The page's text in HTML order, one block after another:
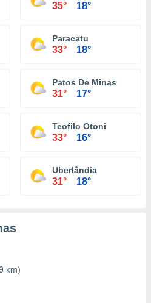
35° 18°
Paracatu
33° 18°
Patos De Minas
31° 17°
Teofilo Otoni
33° 16°
Uberlândia
31° 18°
km)